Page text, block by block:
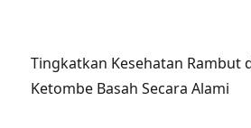
Tingkatkan Kesehatan Rambut
Ketombe Basah Secara Alami